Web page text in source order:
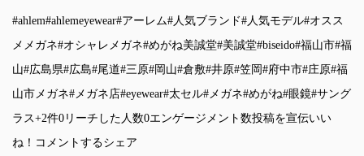
#ahlem#ahlemeyewear#アーレム#人気ブランド#人気モデル#オスス
メメガネ#オシャレメガネ#めがね美誠堂#美誠堂#biseido#福山市#福
山#広島県#広島#尾道#三原#岡山#倉敷#井原#笠岡 #府中市#庄原#福
山市メガネ#メガネ店#eyewear#太セル#メガネ#めがね#眼鏡#サング
ラス+2件0リーチした人数0エンゲージメント数投稿を宣伝いい
ね！コメントするシェア